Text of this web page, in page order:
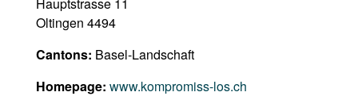
Oltingen 4494
Cantons: Basel-Landschaft
Homepage: www.kompromiss-los.ch